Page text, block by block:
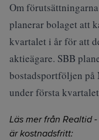
Om
planerar bolaget att
kvartalet i år för att
aktieägare. SBB
bostadsportföljen på
under första
Läs mer från Realtid
är kostnadsfritt: